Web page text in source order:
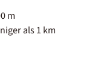
m
als 1 km